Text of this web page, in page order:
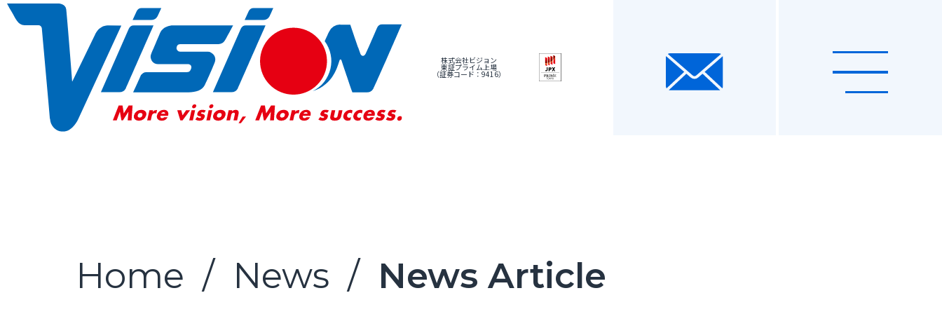
株式会社ビジョン
東証プライム上場
（証券コード：9416）
Home / News / News Article